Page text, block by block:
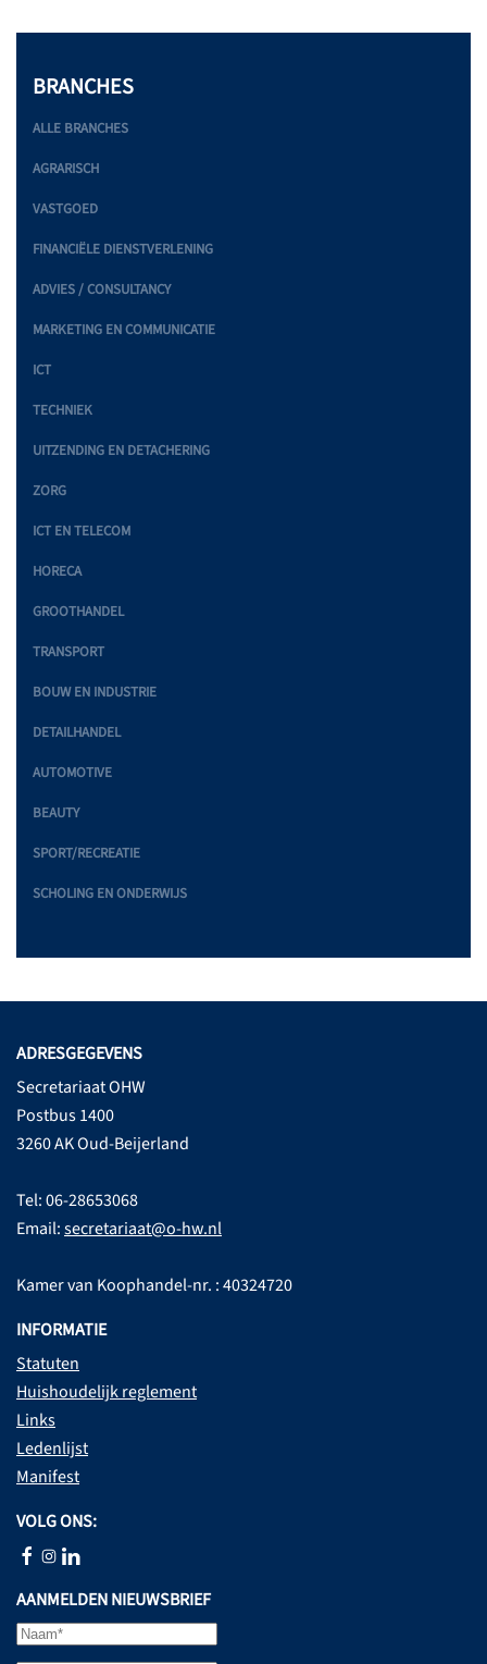
BRANCHES
ALLE BRANCHES
AGRARISCH
VASTGOED
FINANCIËLE DIENSTVERLENING
ADVIES / CONSULTANCY
MARKETING EN COMMUNICATIE
ICT
TECHNIEK
UITZENDING EN DETACHERING
ZORG
ICT EN TELECOM
HORECA
GROOTHANDEL
TRANSPORT
BOUW EN INDUSTRIE
DETAILHANDEL
AUTOMOTIVE
BEAUTY
SPORT/RECREATIE
SCHOLING EN ONDERWIJS
ADRESGEGEVENS
Secretariaat OHW
Postbus 1400
3260 AK Oud-Beijerland
Tel: 06-28653068
Email:secretariaat@o-hw.nl
Kamer van Koophandel-nr. : 40324720
INFORMATIE
Statuten
Huishoudelijk reglement
Links
Ledenlijst
Manifest
VOLG ONS:
AANMELDEN NIEUWSBRIEF